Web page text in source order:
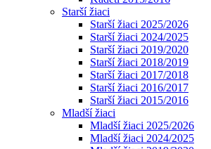
Starší žiaci
Starší žiaci 2025/2026
Starší žiaci 2024/2025
Starší žiaci 2019/2020
Starší žiaci 2018/2019
Starší žiaci 2017/2018
Starší žiaci 2016/2017
Starší žiaci 2015/2016
Mladší žiaci
Mladší žiaci 2025/2026
Mladší žiaci 2024/2025